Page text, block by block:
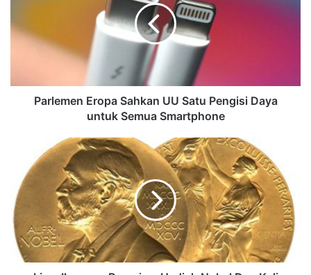
Parlemen Eropa Sahkan UU Satu Pengisi Daya
untuk Semua Smartphone